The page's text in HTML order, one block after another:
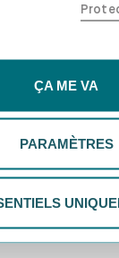
être traitées
limiter les
peux modifier
d'informations,
ÇA ME VA
PARAMÈTRES
le bon d’achat
je retourne ma
de votre
est calculé